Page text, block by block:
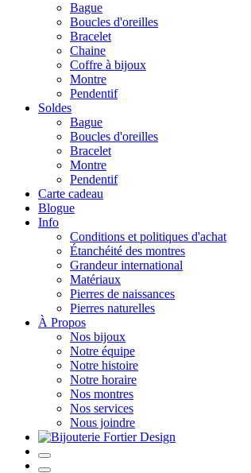
Bague
Boucles d'oreilles
Bracelet
Chaine
Coffre à bijoux
Montre
Pendentif
Soldes
Bague
Boucles d'oreilles
Bracelet
Montre
Pendentif
Carte cadeau
Blogue
Info
Conditions et politiques d'achat
Étanchéité des montres
Grandeur international
Matériaux
Pierres de naissances
Pierres naturelles
À Propos
Nos bijoux
Notre équipe
Notre histoire
Notre horaire
Nos montres
Nos services
Nous joindre